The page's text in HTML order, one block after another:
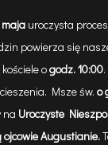
uroczysta
powierza się
ogodz. 10:00.
Msze św. o
na Uroczyste
Augustianie.